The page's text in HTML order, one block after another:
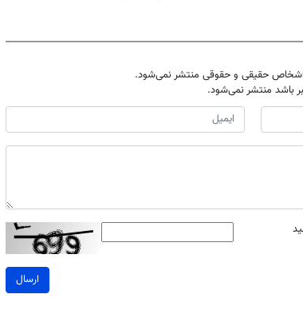
اشخاص حقیقی و حقوقی منتشر نمی‌شود.
باشد منتشر نمی‌شود.
ارسال